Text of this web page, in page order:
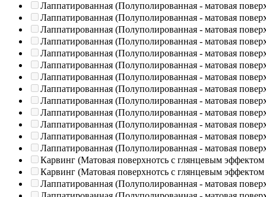
Лаппатированная (Полуполированная - матовая
Лаппатированная (Полуполированная - матовая
Лаппатированная (Полуполированная - матовая
Лаппатированная (Полуполированная - матовая
Лаппатированная (Полуполированная - матовая
Лаппатированная (Полуполированная - матовая
Лаппатированная (Полуполированная - матовая
Лаппатированная (Полуполированная - матовая
Лаппатированная (Полуполированная - матовая
Лаппатированная (Полуполированная - матовая
Лаппатированная (Полуполированная - матовая
Лаппатированная (Полуполированная - матовая
Лаппатированная (Полуполированная - матовая
Карвинг (Матовая поверхнотсь с глянцевым эффектом
Карвинг (Матовая поверхнотсь с глянцевым эффектом
Лаппатированная (Полуполированная - матовая